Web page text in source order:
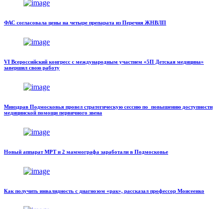
ФАС согласовала цены на четыре препарата из Перечня ЖНВЛП
VI Всероссийский конгресс с международным участием «5П Детская медицина»
завершил свою работу
Минздрав Подмосковья провел стратегическую сессию по повышению доступности
медицинской помощи первичного звена
Новый аппарат МРТ и 2 маммографа заработали в Подмосковье
Как получить инвалидность с диагнозом «рак», рассказал профессор Моисеенко